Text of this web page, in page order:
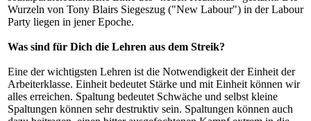
Wurzeln von Tony Blairs Siegeszug ("New Labour") in der Labour
Party liegen in jener Epoche.
Was sind für Dich die Lehren aus dem Streik?
Eine der wichtigsten Lehren ist die Notwendigkeit der Einheit der
Arbeiterklasse. Einheit bedeutet Stärke und mit Einheit können wir
alles erreichen. Spaltung bedeutet Schwäche und selbst kleine
Spaltungen können sehr destruktiv sein. Spaltungen können auch